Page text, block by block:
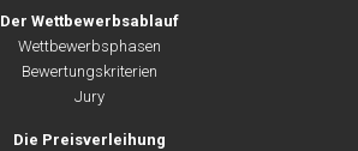
Der Wettbewerbsablauf
Wettbewerbsphasen
Bewertungskriterien
Jury
Die Preisverleihung